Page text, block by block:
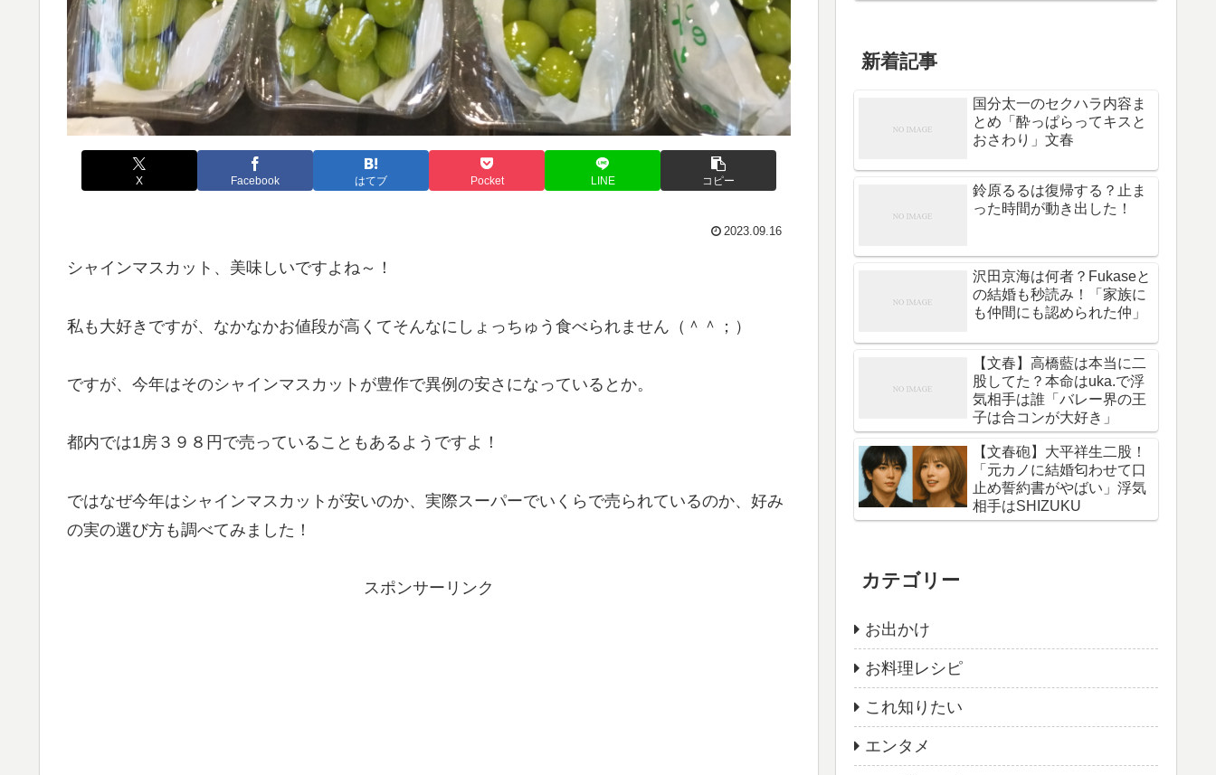
X Facebook はてブ Pocket LINE コピー
2023.09.16
シャインマスカット、美味しいですよね～！
私も大好きですが、なかなかお値段が高くてそんなにしょっちゅう食べられません（＾＾；）
ですが、今年はそのシャインマスカットが豊作で異例の安さになっているとか。
都内では1房３９８円で売っていることもあるようですよ！
ではなぜ今年はシャインマスカットが安いのか、実際スーパーでいくらで売られているのか、好み
の実の選び方も調べてみました！
スポンサーリンク
新着記事
国分太一のセクハラ内容ま
とめ「酔っぱらってキスと
おさわり」文春
鈴原るるは復帰する？止ま
った時間が動き出した！
沢田京海は何者？Fukaseと
の結婚も秒読み！「家族に
も仲間にも認められた仲」
【文春】高橋藍は本当に二
股してた？本命はuka.で浮
気相手は誰「バレー界の王
子は合コンが大好き」
【文春砲】大平祥生二股！
「元カノに結婚匂わせて口
止め誓約書がやばい」浮気
相手はSHIZUKU
カテゴリー
お出かけ
お料理レシピ
これ知りたい
エンタメ